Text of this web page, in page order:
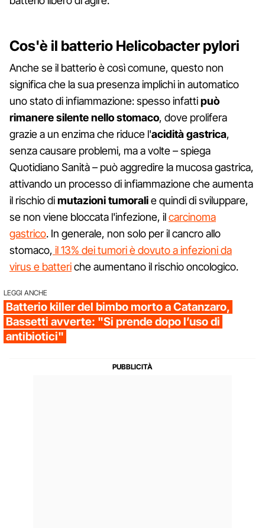
Cos'è il batterio Helicobacter pylori
Anche se il batterio è così comune, questo non
significa che la sua presenza implichi in automatico
uno stato di infiammazione: spesso infattipuò
rimanere silente nello stomaco, dove prolifera
grazie a un enzima che riduce l'acidità gastrica,
senza causare problemi, ma a volte – spiega
Quotidiano Sanità – può aggredire la mucosa gastrica,
attivando un processo di infiammazione che aumenta
il rischio dimutazionitumoralie quindi di sviluppare,
se non viene bloccata l'infezione, ilcarcinoma
gastrico. In generale, non solo per il cancro allo
stomaco, il 13% dei tumori è dovuto a infezioni da
virus e batteriche aumentano il rischio oncologico.
LEGGI ANCHE
Batterio killer del bimbo morto a Catanzaro,
Bassetti avverte: "Si prende dopo l’uso di
antibiotici"